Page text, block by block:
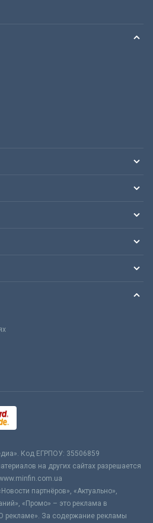
Код ЕГРПОУ: 35506859
на других сайтах разрешается
партнёров», «Актуально»,
«Промо» – это реклама в
рекламе». За содержание рекламы